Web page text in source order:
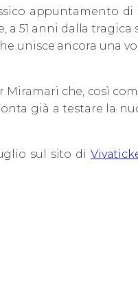
appuntamento di
a 51 anni dalla
unisce ancora una
Miramari che, così
già a testare la
sul sito di